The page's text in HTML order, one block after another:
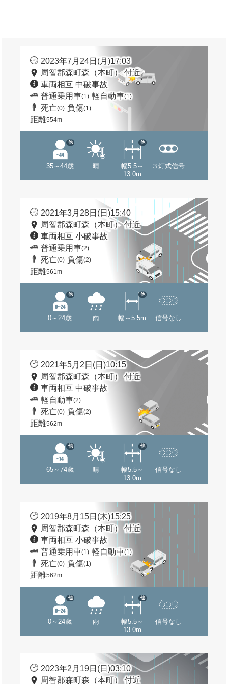
2023年7月24日(月)17:03
周智郡森町森（本町） 付近
車両相互 中破事故
普通乗用車(1) 軽自動車(1)
死亡(0) 負傷(1)
距離554m
35～44歳
他
晴
幅5.5～
13.0m
他
３灯式信号
2021年3月28日(日)15:40
周智郡森町森（本町） 付近
車両相互 小破事故
普通乗用車(2)
死亡(0) 負傷(2)
距離561m
0～24歳
他
雨 幅～5.5m
他
信号なし
2021年5月2日(日)10:15
周智郡森町森（本町） 付近
車両相互 中破事故
軽自動車(2)
死亡(0) 負傷(2)
距離562m
65～74歳
他
晴
幅5.5～
13.0m
他
信号なし
2019年8月15日(木)15:25
周智郡森町森（本町） 付近
車両相互 小破事故
普通乗用車(1) 軽自動車(1)
死亡(0) 負傷(1)
距離562m
0～24歳
他
雨
幅5.5～
13.0m
他
信号なし
2023年2月19日(日)03:10
周智郡森町森（本町） 付近